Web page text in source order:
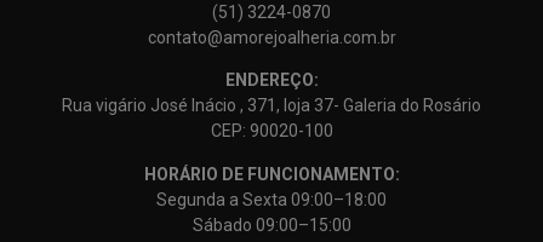
(51) 3224-0870
contato@amorejoalheria.com.br
ENDEREÇO:
Rua vigário José Inácio , 371, loja 37- Galeria do Rosário
CEP: 90020-100
HORÁRIO DE FUNCIONAMENTO:
Segunda a Sexta 09:00–18:00
Sábado 09:00–15:00